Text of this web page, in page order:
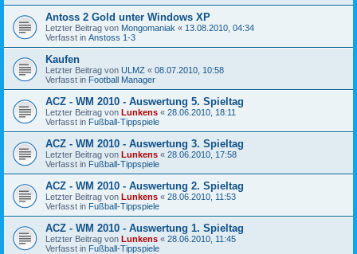
Antoss 2 Gold unter Windows XP
Letzter Beitrag von Mongomaniak « 13.08.2010, 04:34
Verfasst in Anstoss 1-3
Kaufen
Letzter Beitrag von ULMZ « 08.07.2010, 10:58
Verfasst in Football Manager
ACZ - WM 2010 - Auswertung 5. Spieltag
Letzter Beitrag von Lunkens « 28.06.2010, 18:11
Verfasst in Fußball-Tippspiele
ACZ - WM 2010 - Auswertung 3. Spieltag
Letzter Beitrag von Lunkens « 28.06.2010, 17:58
Verfasst in Fußball-Tippspiele
ACZ - WM 2010 - Auswertung 2. Spieltag
Letzter Beitrag von Lunkens « 28.06.2010, 11:53
Verfasst in Fußball-Tippspiele
ACZ - WM 2010 - Auswertung 1. Spieltag
Letzter Beitrag von Lunkens « 28.06.2010, 11:45
Verfasst in Fußball-Tippspiele